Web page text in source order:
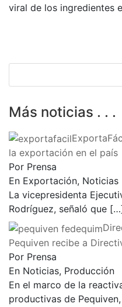
viral de los ingredientes
Más noticias . . .
la exportación en el país
Por Prensa
En Exportación, Noticias
La vicepresidenta
Rodríguez, señaló que
Pequiven recibe a
Por Prensa
En Noticias, Producción
En el marco de la
productivas de